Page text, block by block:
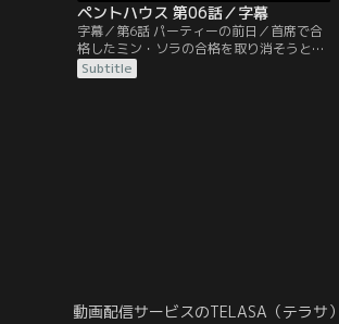
ペントハウス 第06話／字幕
字幕／第6話 パーティーの前日／首席で合
格したミン・ソラの合格を取り消そうと、
ギュジンの妻のコ・サンアをはじめヘラパ
レスの大人たちが集まっていた。するとそ
Subtitle
動画配信サービスのTELASA（テラサ）